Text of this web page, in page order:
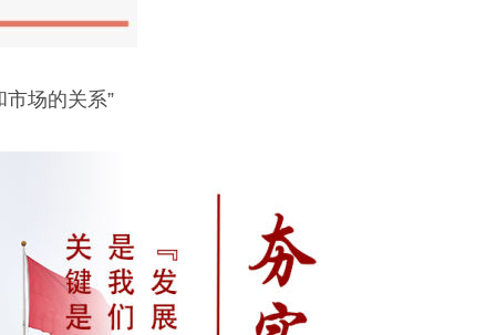
场的关系”